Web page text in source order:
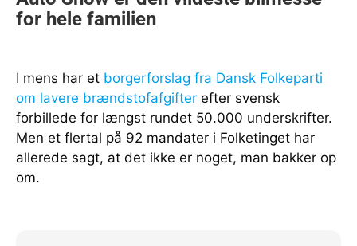
I mens har et borgerforslag fra Dansk Folkeparti
om lavere brændstofafgifter efter svensk
forbillede for længst rundet 50.000 underskrifter.
Men et flertal på 92 mandater i Folketinget har
allerede sagt, at det ikke er noget, man bakker op
om.